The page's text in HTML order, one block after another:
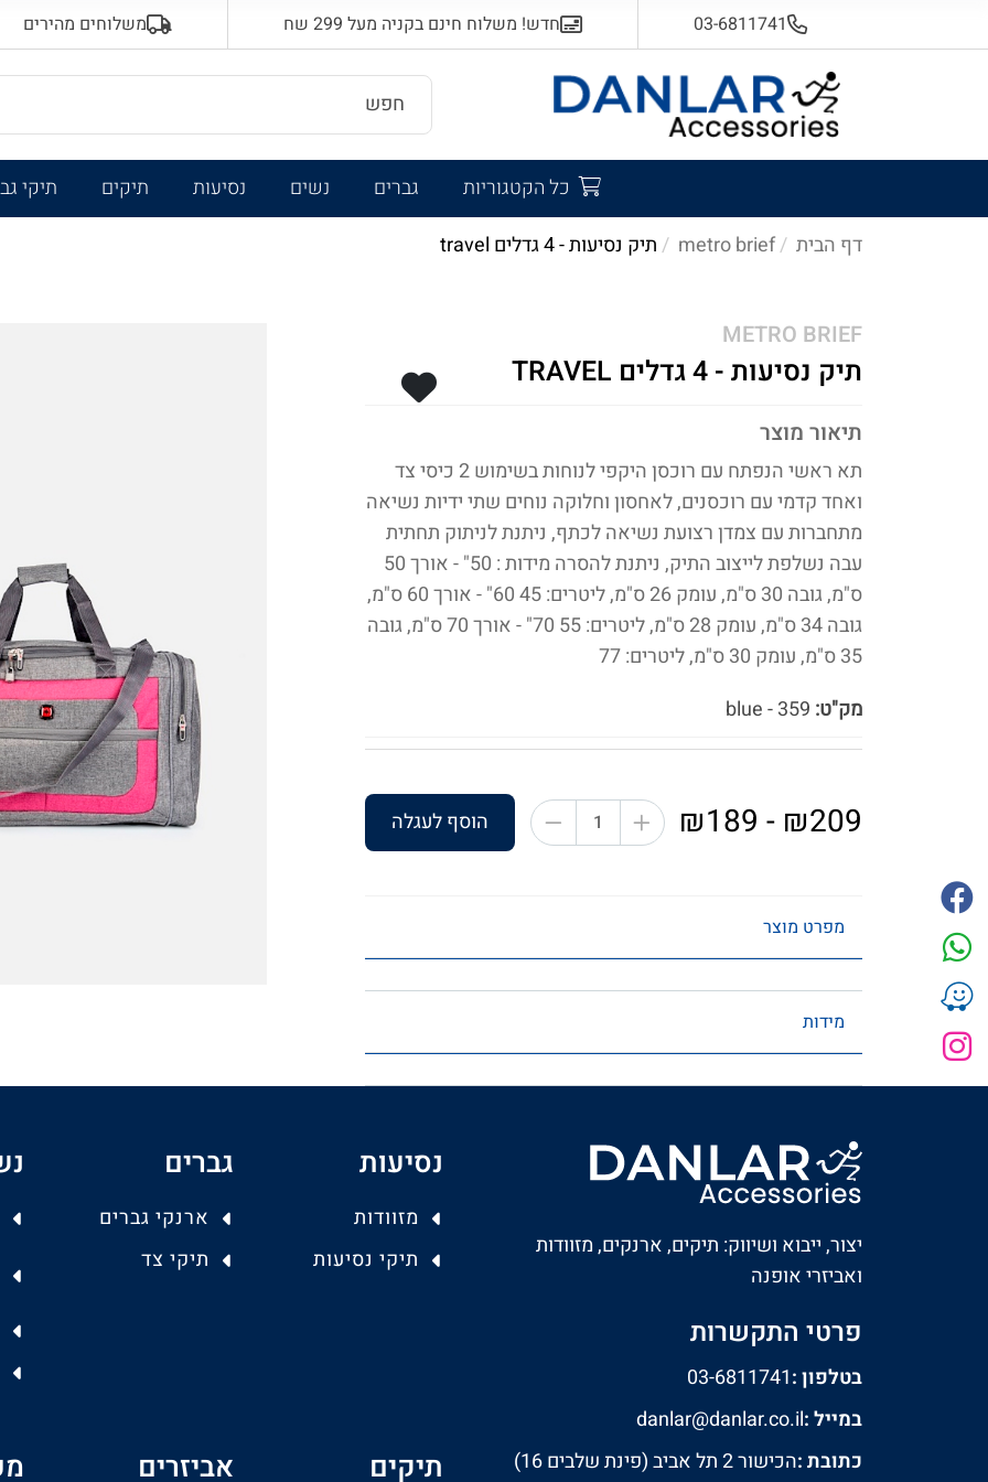
03-6811741 חדש! משלוח חינם בקניה מעל 299 שח משלוחים מהירים
כל הקטגוריות גברים נשים נסיעות תיקים
תיקי גב
דף הבית
metro brief תיק נסיעות - 4 גדלים travel
METRO BRIEF
תיק נסיעות - 4 גדלים TRAVEL
תיאור מוצר
תא ראשי הנפתח עם רוכסן היקפי לנוחות בשימוש 2 כיסי צד
ואחד קדמי עם רוכסנים, לאחסון וחלוקה נוחים שתי ידיות נשיאה
מתחברות עם צמדן רצועת נשיאה לכתף, ניתנת לניתוק תחתית
עבה נשלפת לייצוב התיק, ניתנת להסרה מידות : 50" - אורך 50
ס"מ, גובה 30 ס"מ, עומק 26 ס"מ, ליטרים: 45 60" - אורך 60 ס"מ,
גובה 34 ס"מ, עומק 28 ס"מ, ליטרים: 55 70" - אורך 70 ס"מ, גובה
35 ס"מ, עומק 30 ס"מ, ליטרים: 77
מק"ט:
₪209 - ₪189 הוסף לעגלה
מפרט מוצר
מידות
יצור, ייבוא ושיווק: תיקים, ארנקים, מזוודות
ואביזרי אופנה
פרטי התקשרות
בטלפון :03-6811741
במייל :danlar@danlar.co.il
כתובת :הכישור 2 תל אביב (פינת שלבים 16)
נסיעות
מזוודות
תיקי נסיעות
גברים
ארנקי גברים
תיקי צד
תיקים אביזרים